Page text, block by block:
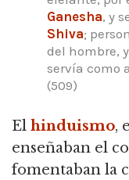
Ganesha, y
Shiva;
del hombre,
servía como
(509)
El hinduismo,
enseñaban el
fomentaban la